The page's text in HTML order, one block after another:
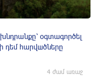
օգտագործել
դեմ հարվшծները
4 ժամ առաջ